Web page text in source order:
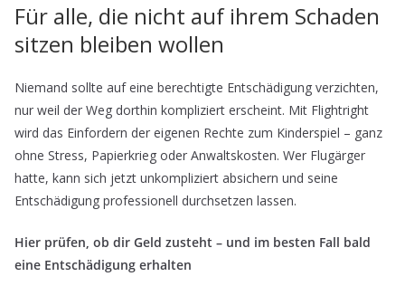
Für alle, die nicht auf ihrem Schaden
sitzen bleiben wollen
Niemand sollte auf eine berechtigte Entschädigung verzichten,
nur weil der Weg dorthin kompliziert erscheint. Mit Flightright
wird das Einfordern der eigenen Rechte zum Kinderspiel – ganz
ohne Stress, Papierkrieg oder Anwaltskosten. Wer Flugärger
hatte, kann sich jetzt unkompliziert absichern und seine
Entschädigung professionell durchsetzen lassen.
Hier prüfen, ob dir Geld zusteht – und im besten Fall bald
eine Entschädigung erhalten